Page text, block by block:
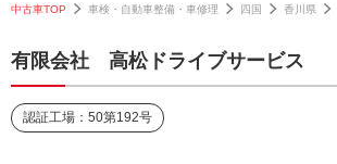
中古車TOP 車検・自動車整備・車修理 四国 香川県
有限会社 高松ドライブサービス
認証工場：50第192号